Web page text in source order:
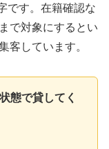
です。在籍確認な
で対象にするとい
客しています。
態で貸してく